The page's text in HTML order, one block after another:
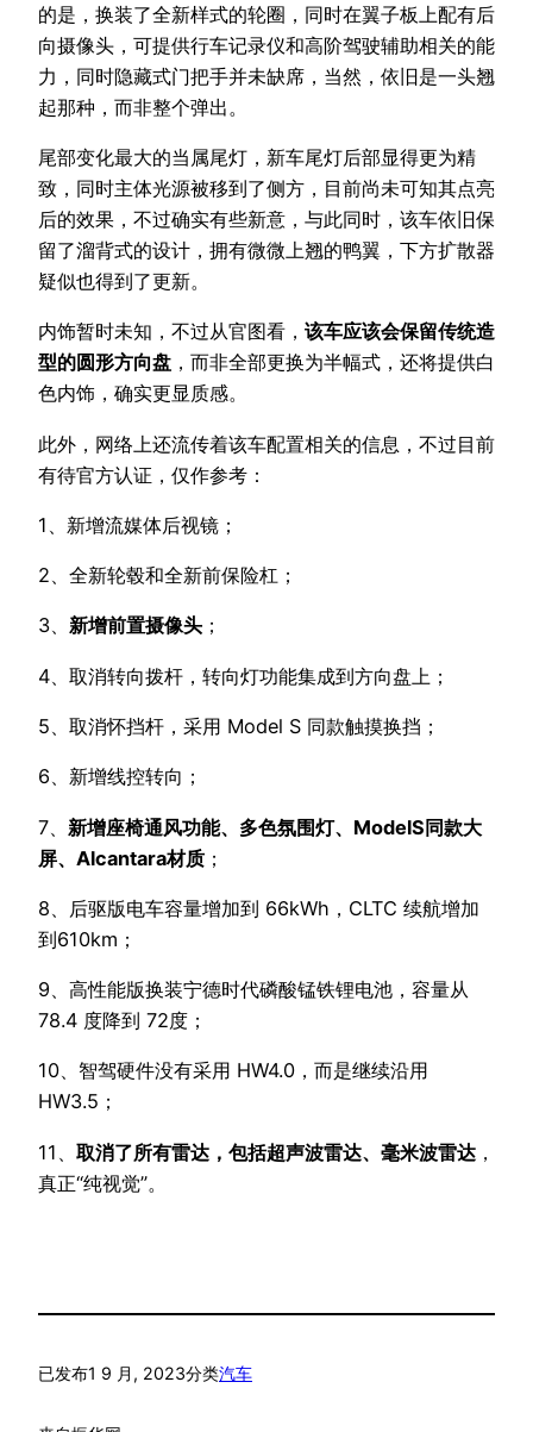
的是，换装了全新样式的轮圈，同时在翼子板上配有后
向摄像头，可提供行车记录仪和高阶驾驶辅助相关的能
力，同时隐藏式门把手并未缺席，当然，依旧是一头翘
起那种，而非整个弹出。
尾部变化最大的当属尾灯，新车尾灯后部显得更为精
致，同时主体光源被移到了侧方，目前尚未可知其点亮
后的效果，不过确实有些新意，与此同时，该车依旧保
留了溜背式的设计，拥有微微上翘的鸭翼，下方扩散器
疑似也得到了更新。
内饰暂时未知，不过从官图看， 该车应该会保留传统造
型的圆形方向盘 ，而非全部更换为半幅式，还将提供白
色内饰，确实更显质感。
此外，网络上还流传着该车配置相关的信息，不过目前
有待官方认证，仅作参考：
1、新增流媒体后视镜；
2、全新轮毂和全新前保险杠；
3、 新增前置摄像头 ；
4、取消转向拨杆，转向灯功能集成到方向盘上；
5、取消怀挡杆，采用 Model S 同款触摸换挡；
6、新增线控转向；
7、 新增座椅通风功能、多色氛围灯、ModelS同款大
屏、Alcantara材质 ；
8、后驱版电车容量增加到 66kWh，CLTC 续航增加
到610km；
9、高性能版换装宁德时代磷酸锰铁锂电池，容量从
78.4 度降到 72度；
10、智驾硬件没有采用 HW4.0，而是继续沿用
HW3.5；
11、 取消了所有雷达，包括超声波雷达、毫米波雷达 ，
真正“纯视觉”。
已发布1 9 月, 2023分类汽车